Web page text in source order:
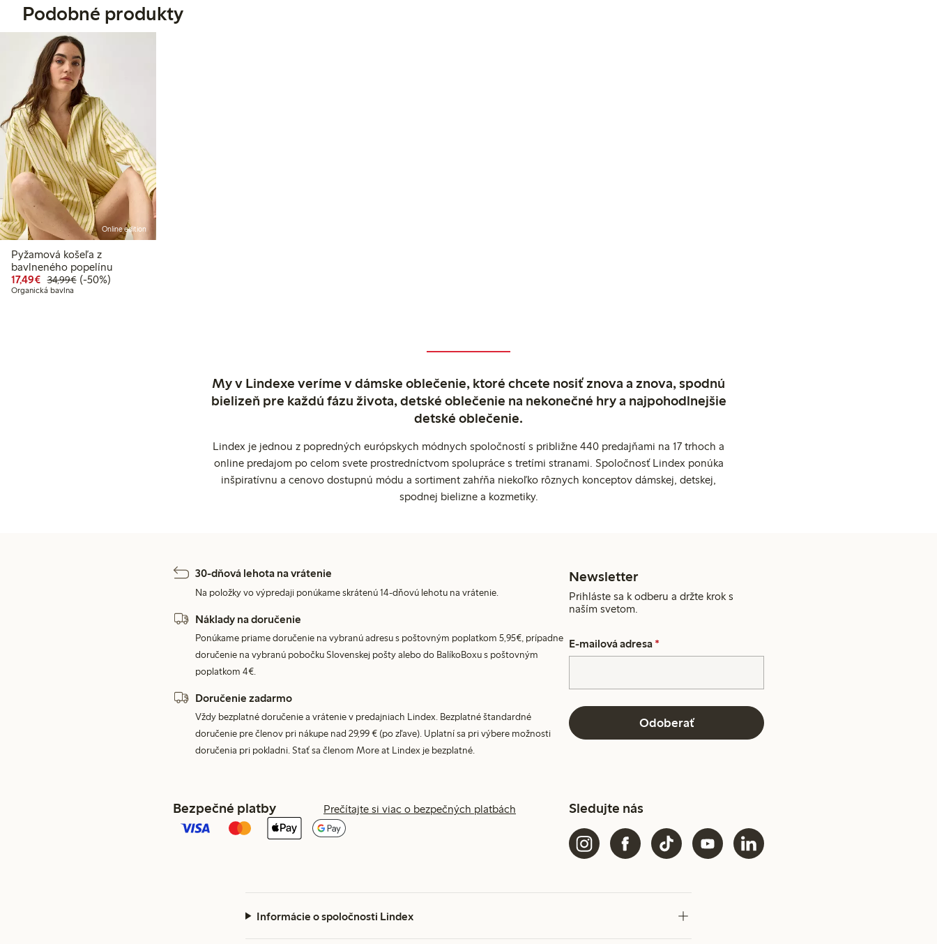
Podobné produkty
Online edition
Pyžamová košeľa z
bavlneného popelínu
17,49€ Zvýhodnená cena: 17,49 €
34,99€Bežná cena: 34,99 €
50% zľava
(-50%)
Organická bavlna
My v Lindexe veríme v dámske oblečenie, ktoré chcete nosiť znova a znova, spodnú
bielizeň pre každú fázu života, detské oblečenie na nekonečné hry a najpohodlnejšie
detské oblečenie.
Lindex je jednou z popredných európskych módnych spoločností s približne 440 predajňami na 17 trhoch a
online predajom po celom svete prostredníctvom spolupráce s tretími stranami. Spoločnosť Lindex ponúka
inšpiratívnu a cenovo dostupnú módu a sortiment zahŕňa niekoľko rôznych konceptov dámskej, detskej,
spodnej bielizne a kozmetiky.
30-dňová lehota na vrátenie
Na položky vo výpredaji ponúkame skrátenú 14-dňovú lehotu na vrátenie.
Náklady na doručenie
Ponúkame priame doručenie na vybranú adresu s poštovným poplatkom 5,95€, prípadne
doručenie na vybranú pobočku Slovenskej pošty alebo do BalíkoBoxu s poštovným
poplatkom 4€.
Doručenie zadarmo
Vždy bezplatné doručenie a vrátenie v predajniach Lindex. Bezplatné štandardné
doručenie pre členov pri nákupe nad 29,99 € (po zľave). Uplatní sa pri výbere možnosti
doručenia pri pokladni. Stať sa členom More at Lindex je bezplatné.
Newsletter
Prihláste sa k odberu a držte krok s
naším svetom.
E-mailová adresa *
Odoberať
Bezpečné platby Prečítajte si viac o bezpečných platbách Sledujte nás
Informácie o spoločnosti Lindex